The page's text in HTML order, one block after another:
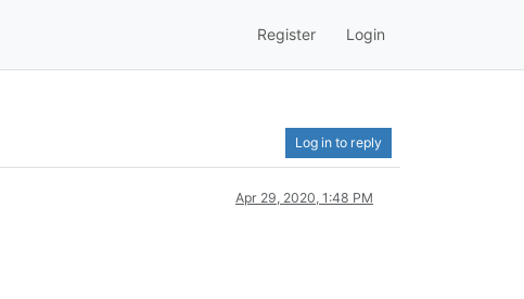
Register Login
Log in to reply
Apr 29, 2020, 1:48 PM